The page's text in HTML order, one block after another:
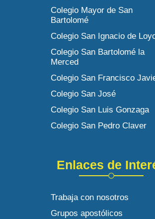
Colegio Mayor de San
Bartolomé
Colegio San Ignacio de
Colegio San Bartolomé la
Merced
Colegio San Francisco
Colegio San José
Colegio San Luis Gonzaga
Colegio San Pedro Claver
Enlaces de
Trabaja con nosotros
Grupos apostólicos